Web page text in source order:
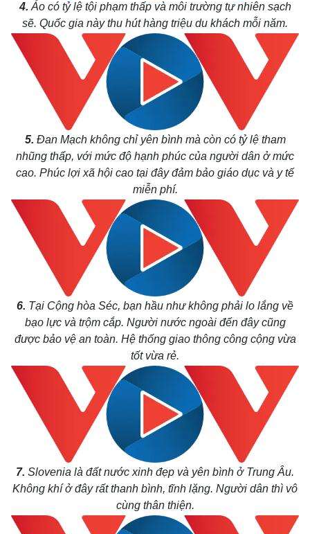
Thế giới
Quan sát
Cuộc sống đó đây
Hồ sơ
Multimedia
Video
Ảnh
E-Magazine
Infographic
4. Áo có tỷ lệ tội phạm thấp và môi trường tự nhiên sạch
sẽ. Quốc gia này thu hút hàng triệu du khách mỗi năm.
5. Đan Mạch không chỉ yên bình mà còn có tỷ lệ tham
nhũng thấp, với mức độ hạnh phúc của người dân ở mức
cao. Phúc lợi xã hội cao tại đây đảm bảo giáo dục và y tế
miễn phí.
6. Tại Cộng hòa Séc, bạn hầu như không phải lo lắng về
bạo lực và trộm cắp. Người nước ngoài đến đây cũng
được bảo vệ an toàn. Hệ thống giao thông công cộng vừa
tốt vừa rẻ.
7. Slovenia là đất nước xinh đẹp và yên bình ở Trung Âu.
Không khí ở đây rất thanh bình, tĩnh lặng. Người dân thì vô
cùng thân thiện.